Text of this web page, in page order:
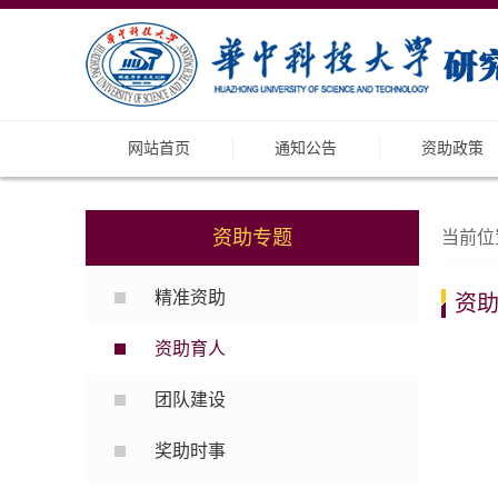
网站首页 通知公告 资助政策
资助专题
精准资助
资助育人
团队建设
奖助时事
当前位
资